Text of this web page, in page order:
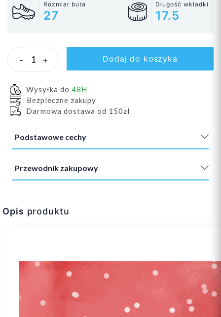
Rozmiar buta
27
Długość wkładki
17.5
- + Dodaj do koszyka
Wysyłka do 48H
Bezpieczne zakupy
Darmowa dostawa od 150zł
Podstawowe cechy
Przewodnik zakupowy
Opis produktu